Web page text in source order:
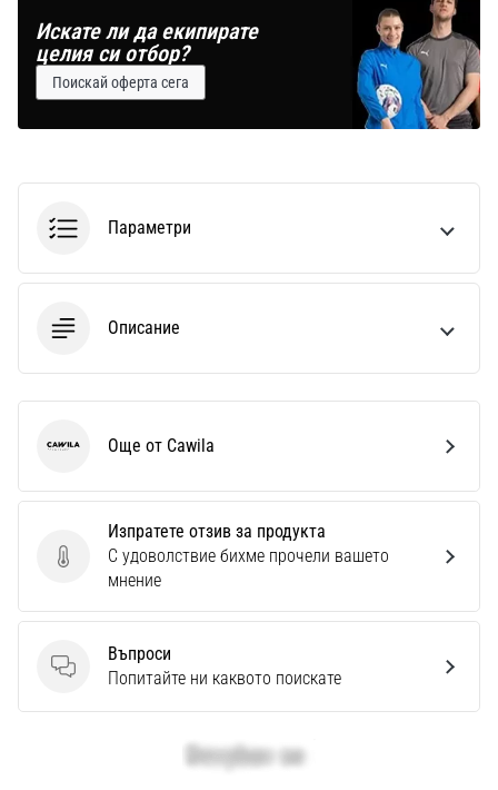
Искате ли да екипирате
целия си отбор?
Поискай оферта сега
Параметри
Описание
Изпратете отзив за продукта
Изпратете отзив за продукта
С удоволствие бихме прочели вашето
мнение
Въпроси
Въпроси
Попитайте ни каквото поискате
Cawila Още от Cawila